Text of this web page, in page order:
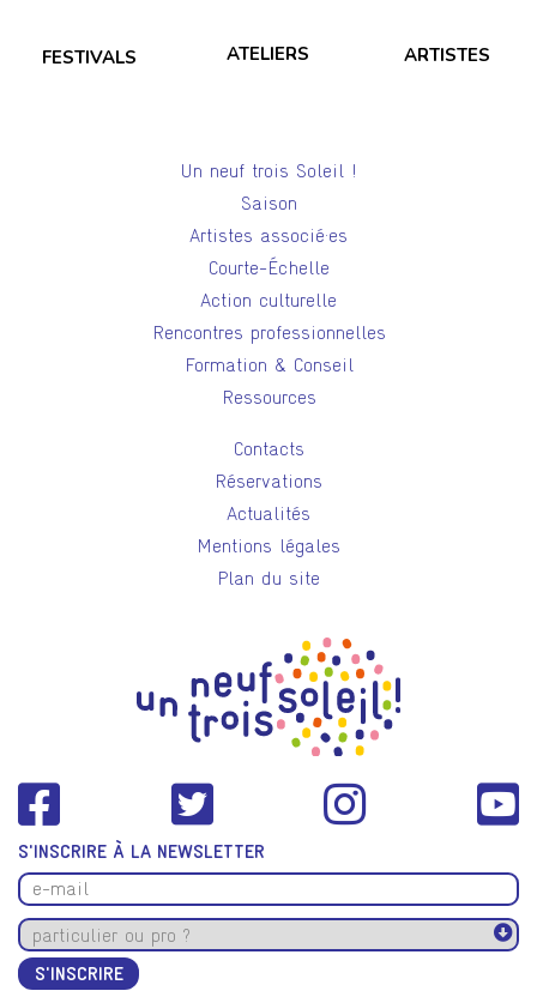
FESTIVALS ATELIERS ARTISTES
Un neuf trois Soleil !
Saison
Artistes associé·es
Courte-Échelle
Action culturelle
Rencontres professionnelles
Formation & Conseil
Ressources
Contacts
Réservations
Actualités
Mentions légales
Plan du site
S'INSCRIRE À LA NEWSLETTER
S'INSCRIRE